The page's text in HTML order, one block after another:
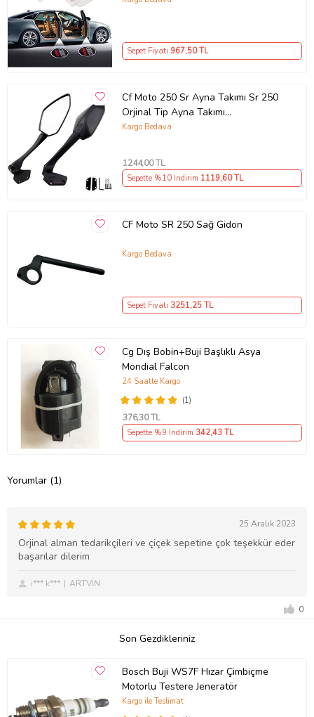
Sepet Fiyatı 967,50 TL
Cf Moto 250 Sr Ayna Takımı Sr 250
Orjinal Tip Ayna Takımı
Kaliteli_Supermoto (Renksiz)
Kargo Bedava
1244,00 TL
Sepette %10 İndirim 1119,60 TL
CF Moto SR 250 Sağ Gidon
Kargo Bedava
Sepet Fiyatı 3251,25 TL
Cg Dış Bobin+Buji Başlıklı Asya
Mondial Falcon
(1)
24 Saatte Kargo
376,30 TL
Sepette %9 İndirim 342,43 TL
Yorumlar (1)
25 Aralık 2023
Orjinal alman tedarikçileri ve çiçek sepetine çok teşekkür eder
başarılar dilerim
i*** k*** ARTVİN
0
Son Gezdikleriniz
Bosch Buji WS7F Hızar Çimbiçme
Motorlu Testere Jeneratör
Kargo ile Teslimat